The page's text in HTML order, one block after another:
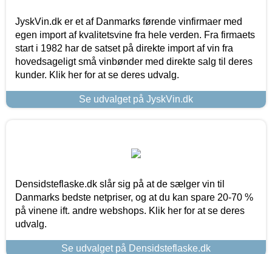
JyskVin.dk er et af Danmarks førende vinfirmaer med
egen import af kvalitetsvine fra hele verden. Fra firmaets
start i 1982 har de satset på direkte import af vin fra
hovedsageligt små vinbønder med direkte salg til deres
kunder. Klik her for at se deres udvalg.
Se udvalget på JyskVin.dk
Densidsteflaske.dk slår sig på at de sælger vin til
Danmarks bedste netpriser, og at du kan spare 20-70 %
på vinene ift. andre webshops. Klik her for at se deres
udvalg.
Se udvalget på Densidsteflaske.dk